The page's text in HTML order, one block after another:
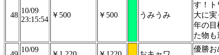
48
10/09
23:15:54
￥500 ￥500 うみうみ
す！ト
大に
年の目
た物
10/09
優勝お